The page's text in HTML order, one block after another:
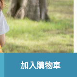
加入購物車